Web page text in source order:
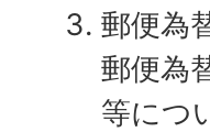
郵便為
郵便為
等につ